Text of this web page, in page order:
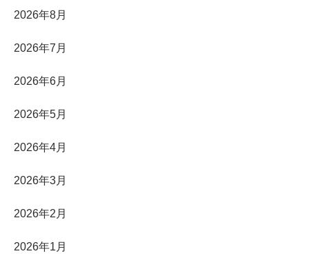
2026年8月
2026年7月
2026年6月
2026年5月
2026年4月
2026年3月
2026年2月
2026年1月